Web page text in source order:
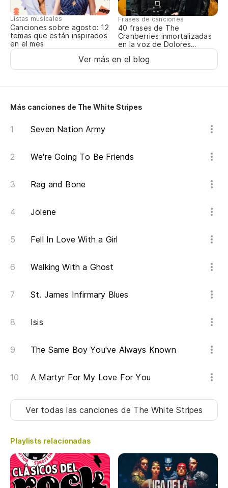
Listas musicales
Canciones sobre agosto: 12
temas que están inspirados
en el mes
Frases de canciones
40 frases de The
Cranberries inmortalizadas
en la voz de Dolores
Ver más en el blog
Más canciones de The White Stripes
Seven Nation Army
We're Going To Be Friends
Rag and Bone
Jolene
Fell In Love With a Girl
Walking With a Ghost
St. James Infirmary Blues
Isis
The Same Boy You've Always Known
A Martyr For My Love For You
Ver todas las canciones de The White Stripes
Playlists relacionadas